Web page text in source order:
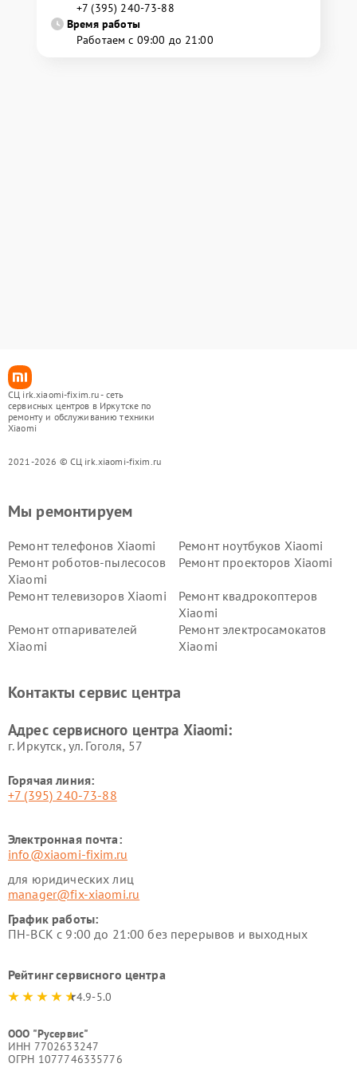
+7 (395) 240-73-88
Время работы
Работаем с 09:00 до 21:00
СЦ irk.xiaomi-fixim.ru - сеть
сервисных центров в Иркутске по
ремонту и обслуживанию техники
Xiaomi
2021-2026 © СЦ irk.xiaomi-fixim.ru
Мы ремонтируем
Ремонт телефонов Xiaomi
Ремонт ноутбуков Xiaomi
Ремонт роботов-пылесосов
Xiaomi
Ремонт проекторов Xiaomi
Ремонт телевизоров Xiaomi
Ремонт квадрокоптеров
Xiaomi
Ремонт отпаривателей
Xiaomi
Ремонт электросамокатов
Xiaomi
Ремонт стиральных машин
Ремонт смарт-часов Xiaomi
Контакты сервис центра
Адрес сервисного центра Xiaomi:
г. Иркутск, ул. ​Гоголя, 57
Горячая линия:
+7 (395) 240-73-88
Электронная почта:
info@xiaomi-fixim.ru
для юридических лиц
manager@fix-xiaomi.ru
График работы:
ПН-ВСК с 9:00 до 21:00 без перерывов и выходных
Рейтинг сервисного центра
4.9-5.0
ООО "Русервис"
ИНН 7702633247
ОГРН 1077746335776